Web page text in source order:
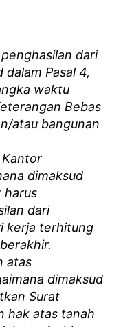
dari
Pasal 4,
waktu
Bebas
atau bangunan
Kantor
dimaksud
harus
dari
kerja terhitung
atas
dimaksud
Surat
hak atas tanah